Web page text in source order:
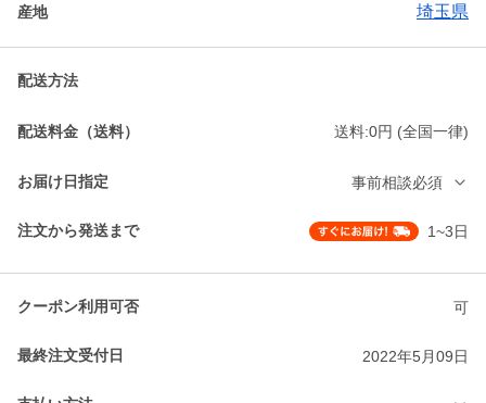
産地 埼玉県
配送方法
配送料金（送料） 送料:0円 (全国一律)
お届け日指定 事前相談必須
注文から発送まで 1~3日
クーポン利用可否 可
最終注文受付日 2022年5月09日